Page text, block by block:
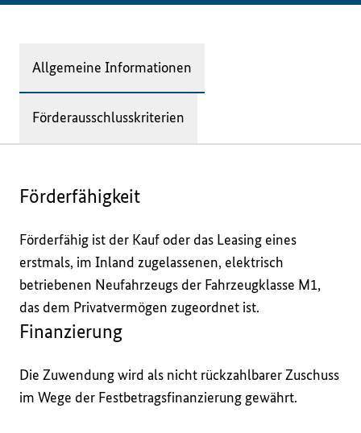
Allgemeine Informationen
Förderausschlusskriterien
Förderfähigkeit
Förderfähig ist der Kauf oder das Leasing eines
erstmals, im Inland zugelassenen, elektrisch
betriebenen Neufahrzeugs der Fahrzeugklasse M1,
das dem Privatvermögen zugeordnet ist.
Finanzierung
Die Zuwendung wird als nicht rückzahlbarer Zuschuss
im Wege der Festbetragsfinanzierung gewährt.